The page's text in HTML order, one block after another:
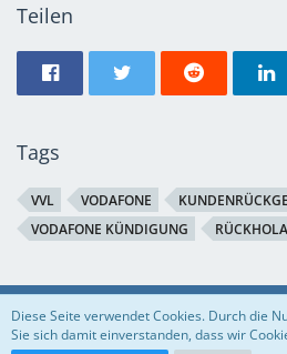
Teilen
Tags
VVL VODAFONE
VODAFONE KÜNDIGUNG
Regeln Datenschutzerklärung
Diese Seite verwendet Cookies. Durch die
Sie sich damit einverstanden, dass wir